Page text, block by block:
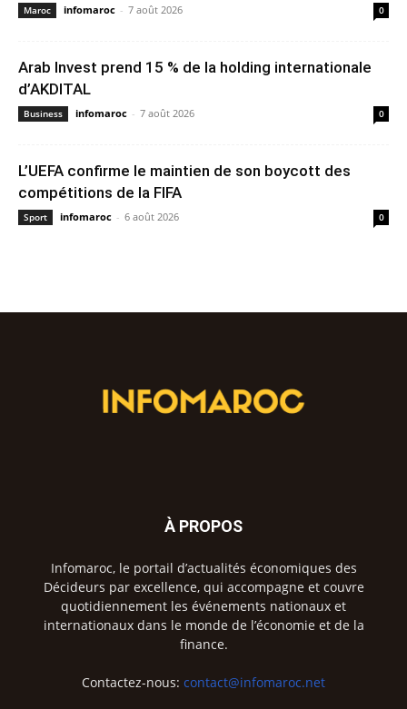
Maroc infomaroc - 7 août 2026 0
Arab Invest prend 15 % de la holding internationale
d’AKDITAL
Business infomaroc - 7 août 2026 0
L’UEFA confirme le maintien de son boycott des
compétitions de la FIFA
Sport infomaroc - 6 août 2026 0
À PROPOS
Infomaroc, le portail d’actualités économiques des
Décideurs par excellence, qui accompagne et couvre
quotidiennement les événements nationaux et
internationaux dans le monde de l’économie et de la
finance.
Contactez-nous: contact@infomaroc.net